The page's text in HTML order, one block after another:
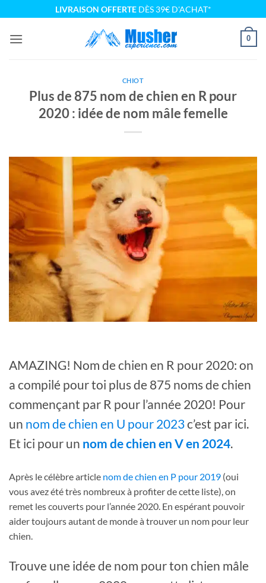
au
contenu
LIVRAISON OFFERTEDÈS 39€ D'ACHAT*
0
CHIOT
Plus de 875 nom de chien en R pour
2020 : idée de nom mâle femelle
AMAZING! Nom de chien en R pour 2020: on
a compilé pour toi plus de 875 noms de chien
commençant par R pour l’année 2020! Pour
un nom de chien en U pour 2023c’est par ici.
Et ici pour un nom de chien en V en 2024.
Après le célèbre article nom de chien en P pour 2019 (oui
vous avez été très nombreux à profiter de cette liste), on
remet les couverts pour l’année 2020. En espérant pouvoir
aider toujours autant de monde à trouver un nom pour leur
chien.
Trouve une idée de nom pour ton chien mâle